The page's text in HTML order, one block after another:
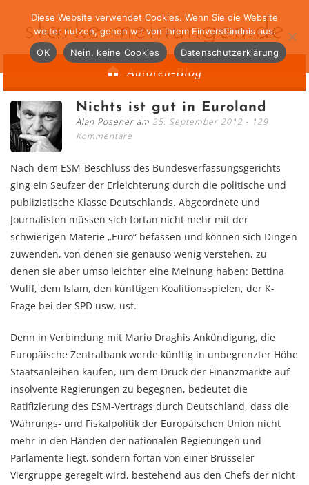
starke-meinungen.de
Autoren-Blog
Nichts ist gut in Euroland
Alan Posener am 25. September 2012
129
Kommentare
Nach dem ESM-Beschluss des Bundesverfassungsgerichts
ging ein Seufzer der Erleichterung durch die politische und
publizistische Klasse Deutschlands. Abgeordnete und
Journalisten müssen sich fortan nicht mehr mit der
schwierigen Materie „Euro“ befassen und können sich Dingen
zuwenden, von denen sie genauso wenig verstehen, zu
denen sie aber umso leichter eine Meinung haben: Bettina
Wulff, dem Islam, den künftigen Koalitionsspielen, der K-
Frage bei der SPD usw. usf.
Denn in Verbindung mit Mario Draghis Ankündigung, die
Europäische Zentralbank werde künftig in unbegrenzter Höhe
Staatsanleihen kaufen, um dem Druck der Finanzmärkte auf
insolvente Regierungen zu begegnen, bedeutet die
Ratifizierung des ESM-Vertrags durch Deutschland, dass die
Währungs- und Fiskalpolitik der Europäischen Union nicht
mehr in den Händen der nationalen Regierungen und
Parlamente liegt, sondern fortan von einer Brüsseler
Viergruppe geregelt wird, bestehend aus den Chefs der nicht
Diese Website verwendet Cookies. Wenn Sie die Website
weiter nutzen, gehen wir von Ihrem Einverständnis aus.
OK
Nein, keine Cookies Datenschutzerklärung